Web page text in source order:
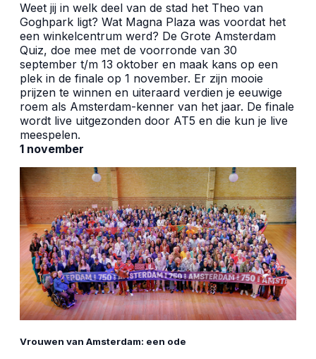
Weet jij in welk deel van de stad het Theo van
Goghpark ligt? Wat Magna Plaza was voordat het
een winkelcentrum werd? De Grote Amsterdam
Quiz, doe mee met de voorronde van 30
september t/m 13 oktober en maak kans op een
plek in de finale op 1 november. Er zijn mooie
prijzen te winnen en uiteraard verdien je eeuwige
roem als Amsterdam-kenner van het jaar. De finale
wordt live uitgezonden door AT5 en die kun je live
meespelen.
1 november
Vrouwen van Amsterdam: een ode